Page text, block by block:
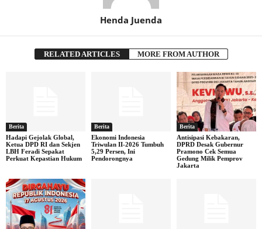
Henda Juenda
RELATED ARTICLES MORE FROM AUTHOR
Berita
Hadapi Gejolak Global,
Ketua DPD RI dan Sekjen
LBH Feradi Sepakat
Perkuat Kepastian Hukum
Berita
Ekonomi Indonesia
Triwulan II-2026 Tumbuh
5,29 Persen, Ini
Pendorongnya
Berita
Antisipasi Kebakaran,
DPRD Desak Gubernur
Pramono Cek Semua
Gedung Milik Pemprov
Jakarta